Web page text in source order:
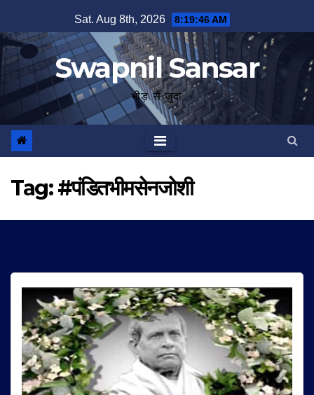
to
content
Sat. Aug 8th, 2026 8:19:47 AM
Swapnil Sansar
भीड़ से जुदा
Tag:#पंडितभीमसेनजोशी